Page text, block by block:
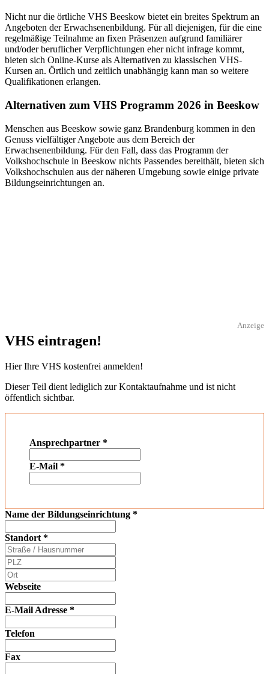
Nicht nur die örtliche VHS Beeskow bietet ein breites Spektrum an
Angeboten der Erwachsenenbildung. Für all diejenigen, für die eine
regelmäßige Teilnahme an fixen Präsenzen aufgrund familiärer
und/oder beruflicher Verpflichtungen eher nicht infrage kommt,
bieten sich Online-Kurse als Alternativen zu klassischen VHS-
Kursen an. Örtlich und zeitlich unabhängig kann man so weitere
Qualifikationen erlangen.
Alternativen zum VHS Programm 2026 in Beeskow
Menschen aus Beeskow sowie ganz Brandenburg kommen in den
Genuss vielfältiger Angebote aus dem Bereich der
Erwachsenenbildung. Für den Fall, dass das Programm der
Volkshochschule in Beeskow nichts Passendes bereithält, bieten sich
Volkshochschulen aus der näheren Umgebung sowie einige private
Bildungseinrichtungen an.
Anzeige
VHS eintragen!
Hier Ihre VHS kostenfrei anmelden!
Dieser Teil dient lediglich zur Kontaktaufnahme und ist nicht
öffentlich sichtbar.
Ansprechpartner *
E-Mail *
Name der Bildungseinrichtung *
Standort *
Webseite
E-Mail Adresse *
Telefon
Fax